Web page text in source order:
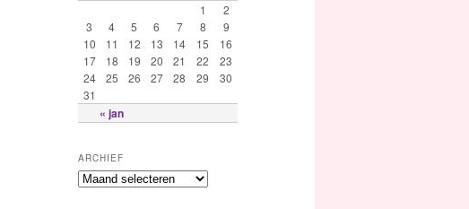
« jan
1
2
3
4 5 6 7 8
9
10
11 12 13 14 15
16
17
18 19 20 21 22
23
24
25 26 27 28 29
30
31
ARCHIEF